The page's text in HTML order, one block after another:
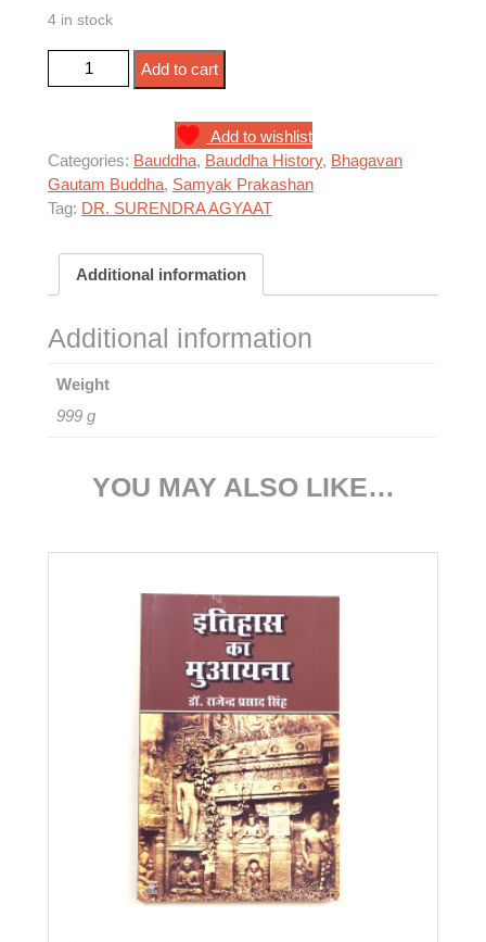
4 in stock
पुराणों में बुद्ध quantityAdd to cart
Add to wishlist
Categories: Bauddha, Bauddha History, Bhagavan
Gautam Buddha, Samyak Prakashan
Tag: DR. SURENDRA AGYAAT
Additional information
Additional information
Weight
999 g
YOU MAY ALSO LIKE…